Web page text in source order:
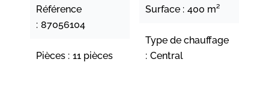
Référence
87056104
Pièces 11 pièces
Surface 400 m²
Type de chauffage
Central